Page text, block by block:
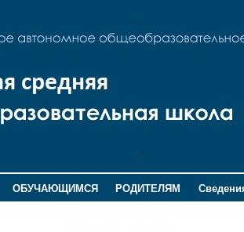
ОБУЧАЮЩИМСЯ РОДИТЕЛЯМ